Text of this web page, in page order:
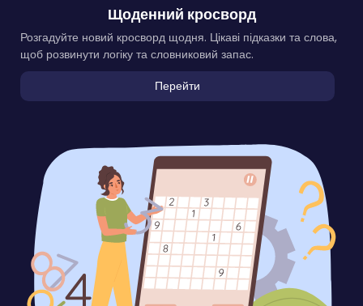
Щоденний кросворд
Розгадуйте новий кросворд щодня. Цікаві підказки та слова,
щоб розвинути логіку та словниковий запас.
Перейти